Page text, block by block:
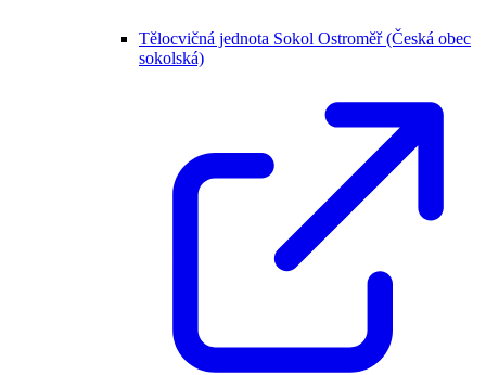
Tělocvičná jednota Sokol Ostroměř (Česká obec
sokolská)